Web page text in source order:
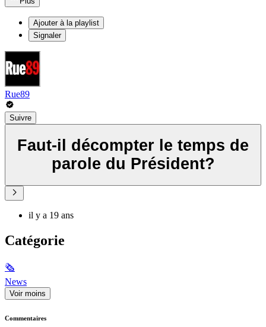
Ajouter à la playlist
Signaler
Rue89
Suivre
Faut-il décompter le temps de
parole du Président?
il y a 19 ans
Catégorie
🗞
News
Voir moins
Commentaires